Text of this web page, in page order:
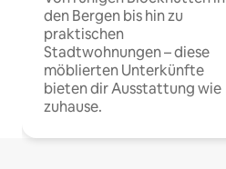
den Bergen bis hin zu
praktischen
Stadtwohnungen – diese
möblierten Unterkünfte
bieten dir Ausstattung wie
zuhause.